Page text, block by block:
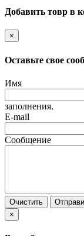
Добавить товр в
×
Оставьте свое
Имя
заполнения.
E-mail
Сообщение
Очистить
×